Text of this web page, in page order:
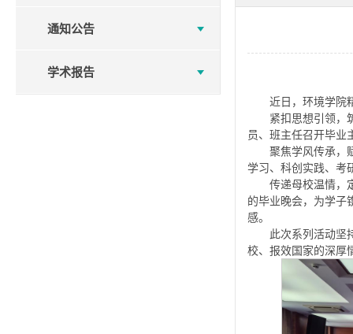
通知公告
学术报告
近日，环境学院
紧扣思想引领，
员、班主任召开毕业
聚焦学风传承，
学习、科创实践、考
传递母校温情，
的毕业晚会，为学子
感。
此次系列活动坚
校、报效国家的深厚